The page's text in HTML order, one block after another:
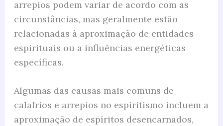
arrepios podem variar de acordo com as
circunstâncias, mas geralmente estão
relacionadas à aproximação de entidades
espirituais ou a influências energéticas
específicas.
Algumas das causas mais comuns de
calafrios e arrepios no espiritismo incluem a
aproximação de espíritos desencarnados,